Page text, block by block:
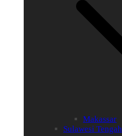
Makassar
Sulawesi Tengah